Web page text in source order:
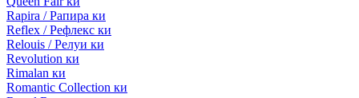
Rapira / Рапира ки
Reflex / Рефлекс ки
Relouis / Релуи ки
Revolution ки
Rimalan ки
Romantic Collection ки